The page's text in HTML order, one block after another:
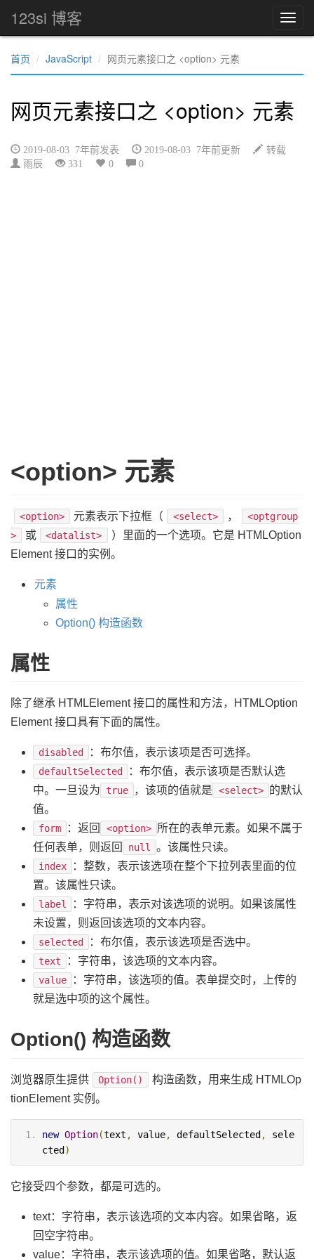
123si 博客
首页 JavaScript 网页元素接口之 <option> 元素
网页元素接口之 <option> 元素
2019-08-03 7年前发表 2019-08-03 7年前更新
转载
雨辰
331 0 0
<option> 元素
<option> 元素表示下拉框（ <select> ，
<optgroup
>
或 <datalist>
）里面的一个选项。它是 HTMLOption
Element 接口的实例。
属性
Option() 构造函数
属性
除了继承 HTMLElement 接口的属性和方法，HTMLOption
Element 接口具有下面的属性。
disabled ：布尔值，表示该项是否可选择。
defaultSelected
：布尔值，表示该项是否默认选
中。一旦设为
true ，该项的值就是 <select> 的默认
值。
form ：返回 <option> 所在的表单元素。如果不属于
任何表单，则返回
null 。该属性只读。
index
：整数，表示该选项在整个下拉列表里面的位
置。该属性只读。
label
：字符串，表示对该选项的说明。如果该属性
未设置，则返回该选项的文本内容。
selected ：布尔值，表示该选项是否选中。
text ：字符串，该选项的文本内容。
value
：字符串，该选项的值。表单提交时，上传的
就是选中项的这个属性。
Option() 构造函数
浏览器原生提供 Option()
构造函数，用来生成 HTMLOp
tionElement 实例。
new Option(text , value, defaultSelected,
sele
cted)
它接受四个参数，都是可选的。
text：字符串，表示该选项的文本内容。如果省略，返
回空字符串。
value：字符串，表示该选项的值。如果省略，默认返